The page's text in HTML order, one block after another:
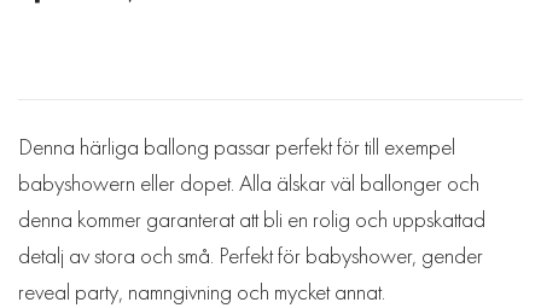
Denna härliga ballong passar perfekt för till exempel
babyshowern eller dopet. Alla älskar väl ballonger och
denna kommer garanterat att bli en rolig och uppskattad
detalj av stora och små. Perfekt för babyshower, gender
reveal party, namngivning och mycket annat.